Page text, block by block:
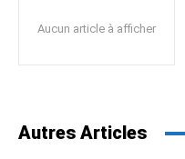
Aucun article à afficher
Autres Articles